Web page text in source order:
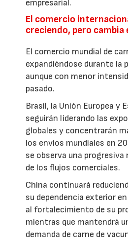
empresarial.
El comercio
creciendo, pero cambia
El comercio mundial de
expandiéndose durante la
aunque con menor
pasado.
Brasil, la Unión Europea y
seguirán liderando las
globales y concentrarán
los envíos mundiales en
se observa una
de los flujos comerciales.
China continuará
su dependencia exterior
al fortalecimiento de su
mientras que mantendrá
demanda de carne de